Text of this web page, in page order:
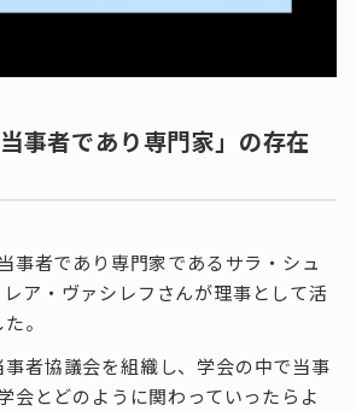
事者であり専門家」の存在
事者であり専門家であるサラ・シュ
ア・ヴァシレフさんが理事として活
。
者協議会を組織し、学会の中で当事
会とどのように関わっていったらよ